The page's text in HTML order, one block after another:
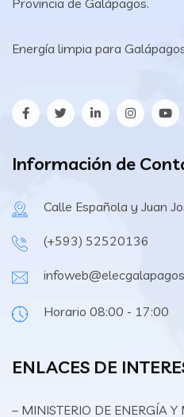
Provincia de Galápagos.
Energía limpia para
Información de
Calle Española y Juan
(+593) 52520136
Horario 08:00 - 17:00
ENLACES DE
– MINISTERIO DE ENERGÍA Y